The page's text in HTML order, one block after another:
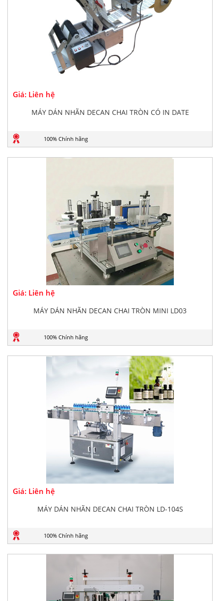
Giá: Liên hệ
MÁY DÁN NHÃN DECAN CHAI TRÒN CÓ IN DATE
100% Chính hãng
Giá: Liên hệ
MÁY DÁN NHÃN DECAN CHAI TRÒN MINI LD03
100% Chính hãng
Giá: Liên hệ
MÁY DÁN NHÃN DECAN CHAI TRÒN LD-104S
100% Chính hãng